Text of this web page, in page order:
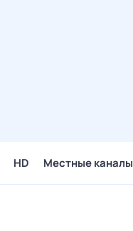
HD Местные каналы